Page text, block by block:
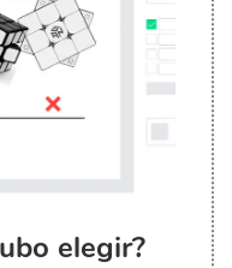
elegir?